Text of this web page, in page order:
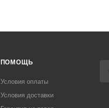
ПОМОЩЬ
Условия оплаты
Условия доставки